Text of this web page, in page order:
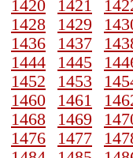
1420 1421
1428 1429
1436 1437
1444 1445
1452 1453
1460 1461
1468 1469
1476 1477